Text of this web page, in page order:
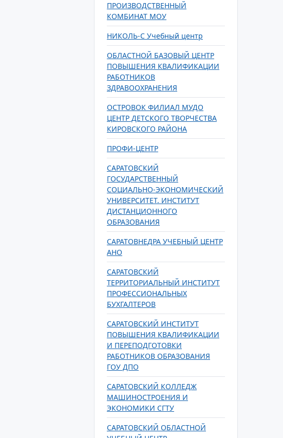
ПРОИЗВОДСТВЕННЫЙ
КОМБИНАТ МОУ
НИКОЛЬ-С Учебный центр
ОБЛАСТНОЙ БАЗОВЫЙ ЦЕНТР
ПОВЫШЕНИЯ КВАЛИФИКАЦИИ
РАБОТНИКОВ
ЗДРАВООХРАНЕНИЯ
ОСТРОВОК ФИЛИАЛ МУДО
ЦЕНТР ДЕТСКОГО ТВОРЧЕСТВА
КИРОВСКОГО РАЙОНА
ПРОФИ-ЦЕНТР
САРАТОВСКИЙ
ГОСУДАРСТВЕННЫЙ
СОЦИАЛЬНО-ЭКОНОМИЧЕСКИЙ
УНИВЕРСИТЕТ. ИНСТИТУТ
ДИСТАНЦИОННОГО
ОБРАЗОВАНИЯ
САРАТОВНЕДРА УЧЕБНЫЙ ЦЕНТР
АНО
САРАТОВСКИЙ
ТЕРРИТОРИАЛЬНЫЙ ИНСТИТУТ
ПРОФЕССИОНАЛЬНЫХ
БУХГАЛТЕРОВ
САРАТОВСКИЙ ИНСТИТУТ
ПОВЫШЕНИЯ КВАЛИФИКАЦИИ
И ПЕРЕПОДГОТОВКИ
РАБОТНИКОВ ОБРАЗОВАНИЯ
ГОУ ДПО
САРАТОВСКИЙ КОЛЛЕДЖ
МАШИНОСТРОЕНИЯ И
ЭКОНОМИКИ СГТУ
САРАТОВСКИЙ ОБЛАСТНОЙ